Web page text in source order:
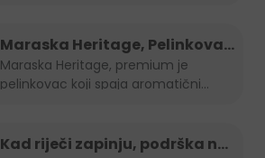
Maraska Heritage, Pelinkovac
nad Pelinkovcima
Maraska Heritage, premium je
pelinkovac koji spaja aromatični
Kad riječi zapinju, podrška ne